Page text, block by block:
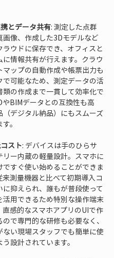
とデータ共有: 測定した点群
画像、作成した3Dモデルなど
ラウドに保存でき、オフィスと
に情報共有が行えます。クラウ
マップの自動作成や帳票出力も
で可能なため、測定データの活
類の作成まで一貫して効率化で
やBIMデータとの互換性も高
（デジタル納品）にもスムーズ
スト: デバイスは手のひらサ
リー内蔵の軽量設計。スマホに
ですぐ使い始めることができま
測量機器と比べて初期導入コ
に抑えられ、誰もが普段使って
活用できるため特別な操作端末
直感的なスマホアプリのUIで作
で専門的な研修も必要なく、
ない現場スタッフでも簡単に使
設計されています。